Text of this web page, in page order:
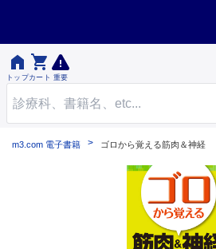

トップ

カート 重要
m3.com 電子書籍 ゴロから覚える筋肉＆神経